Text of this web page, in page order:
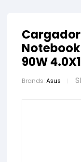
Notebook
90W
Brands: Asus